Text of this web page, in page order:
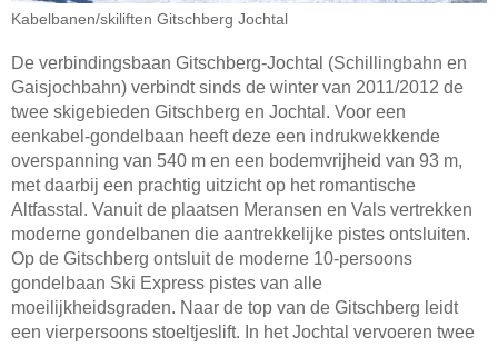
Kabelbanen/​skiliften Gitschberg Jochtal
De verbindingsbaan Gitschberg-Jochtal (Schillingbahn en
Gaisjochbahn) verbindt sinds de winter van 2011/2012 de
twee skigebieden Gitschberg en Jochtal. Voor een
eenkabel-gondelbaan heeft deze een indrukwekkende
overspanning van 540 m en een bodemvrijheid van 93 m,
met daarbij een prachtig uitzicht op het romantische
Altfasstal. Vanuit de plaatsen Meransen en Vals vertrekken
moderne gondelbanen die aantrekkelijke pistes ontsluiten.
Op de Gitschberg ontsluit de moderne 10-persoons
gondelbaan Ski Express pistes van alle
moeilijkheidsgraden. Naar de top van de Gitschberg leidt
een vierpersoons stoeltjeslift. In het Jochtal vervoeren twee